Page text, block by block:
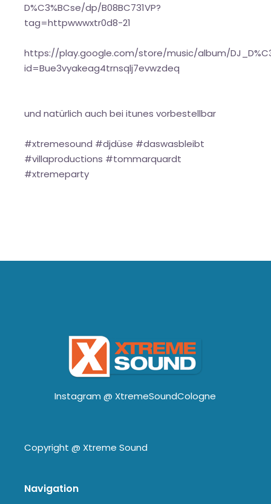
D%C3%BCse/dp/B08BC731VP?
tag=httpwwwxtr0d8-21
https://play.google.com/store/music/album/
id=Bue3vyakeag4trnsqlj7evwzdeq
und natürlich auch bei itunes vorbestellbar
#xtremesound #djdüse #daswasbleibt
#villaproductions #tommarquardt
#xtremeparty
Instagram @ XtremeSoundCologne
Copyright @ Xtreme Sound
Navigation